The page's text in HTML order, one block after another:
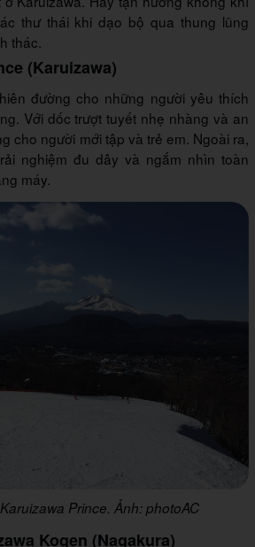
thư thái khi dạo bộ qua thung lũng
thác.
(Karuizawa)
đường cho những người yêu thích
Với dốc trượt tuyết nhẹ nhàng và an
cho người mới tập và trẻ em. Ngoài ra,
nghiệm đu dây và ngắm nhìn toàn
máy.
Prince. Ảnh: photoAC
Kogen (Nagakura)